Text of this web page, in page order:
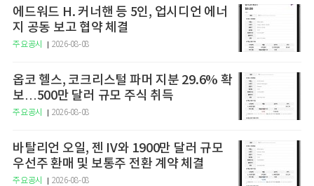
에드워드 H. 커너핸 등 5인, 업시디언 에너
지 공동 보고 협약 체결
주요공시 2026-08-08
옵코 헬스, 코크리스털 파머 지분 29.6% 확
보…500만 달러 규모 주식 취득
주요공시 2026-08-08
바탈리언 오일, 젠 IV와 1900만 달러 규모
우선주 환매 및 보통주 전환 계약 체결
주요공시 2026-08-08